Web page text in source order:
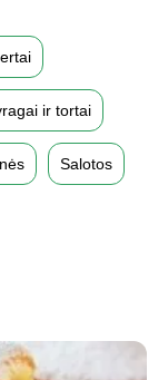
ir tortai
Salotos